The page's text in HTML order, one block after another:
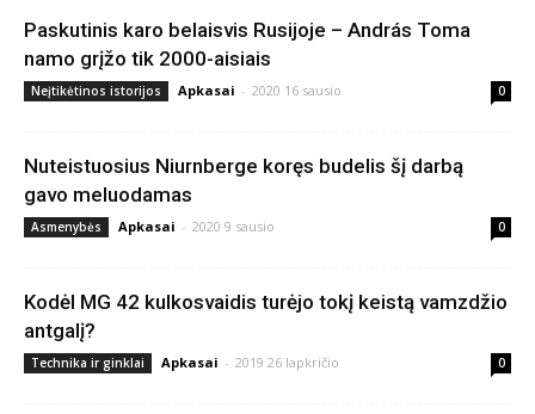
Paskutinis karo belaisvis Rusijoje – András Toma
namo grįžo tik 2000-aisiais
Neįtikėtinos istorijos Apkasai - 2020 16 sausio 0
Nuteistuosius Niurnberge koręs budelis šį darbą
gavo meluodamas
Asmenybės Apkasai - 2020 9 sausio 0
Kodėl MG 42 kulkosvaidis turėjo tokį keistą vamzdžio
antgalį?
Technika ir ginklai Apkasai - 2019 26 lapkričio 0